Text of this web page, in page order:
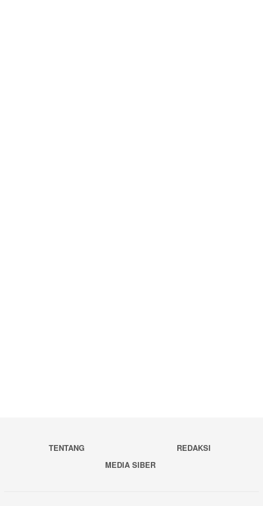
TENTANG
REDAKSI
MEDIA SIBER